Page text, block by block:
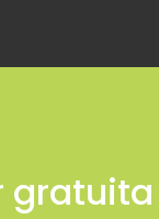
gratuita